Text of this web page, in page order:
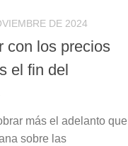
DE 2024
con los precios
el fin del
más el adelanto que
sobre las